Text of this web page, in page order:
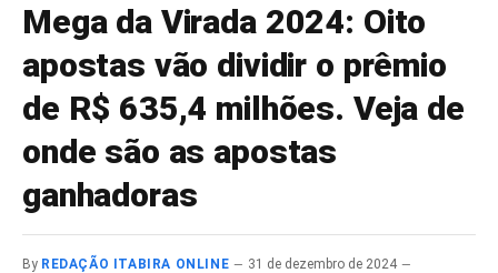
Mega da Virada 2024: Oito
apostas vão dividir o prêmio
de R$ 635,4 milhões. Veja de
onde são as apostas
ganhadoras
By REDAÇÃO ITABIRA ONLINE
31 de dezembro de 2024